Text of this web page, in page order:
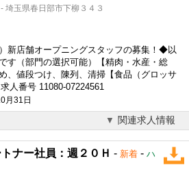
玉県春日部市下柳３４３
新店舗オープニングスタッフの募集！◆以
す（部門の選択可能）【精肉・水産・総
、値段つけ、陳列、清掃【食品（グロッサ
人番号 11080-07224561
月31日
関連求人情報
ナー社員：週２０Ｈ - 新着 - ハ